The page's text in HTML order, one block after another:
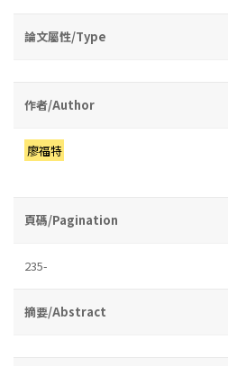
論文屬性/Type
作者/Author
廖福特
頁碼/Pagination
235-
摘要/Abstract